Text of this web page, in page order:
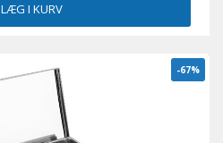
LÆG I KURV
-67%